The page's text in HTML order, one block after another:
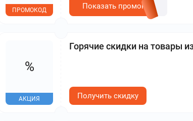
ПРОМОКОД Показать промокод
Горячие скидки на товары
%
АКЦИЯ Получить скидку